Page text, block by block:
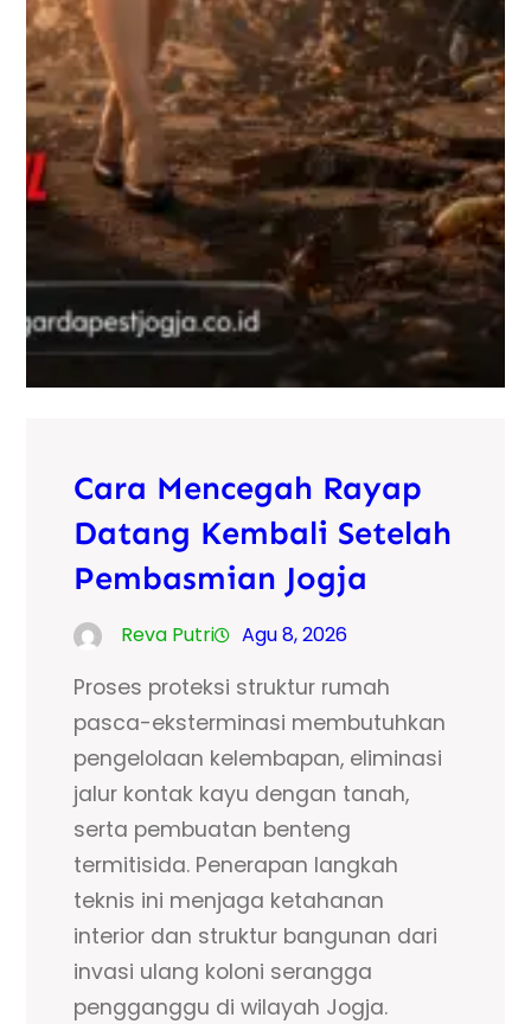
Cara Mencegah Rayap
Datang Kembali Setelah
Pembasmian Jogja
Reva Putri Agu 8, 2026
Proses proteksi struktur rumah
pasca-eksterminasi membutuhkan
pengelolaan kelembapan, eliminasi
jalur kontak kayu dengan tanah,
serta pembuatan benteng
termitisida. Penerapan langkah
teknis ini menjaga ketahanan
interior dan struktur bangunan dari
invasi ulang koloni serangga
pengganggu di wilayah Jogja.